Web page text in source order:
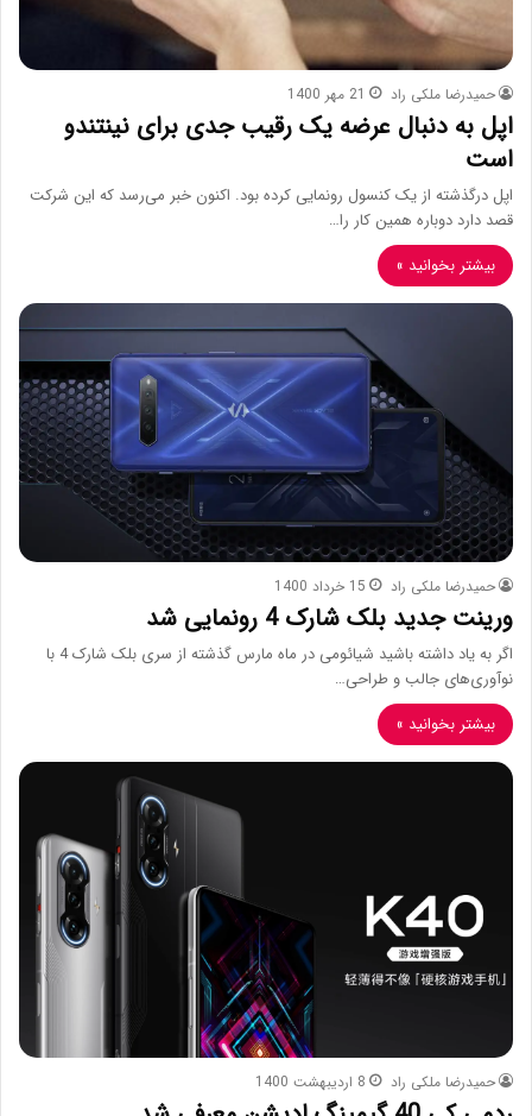
حمیدرضا ملکی راد 21 مهر 1400
اپل به دنبال عرضه یک رقیب جدی برای نینتندو
است
اپل درگذشته از یک کنسول رونمایی کرده بود. اکنون خبر می‌رسد که این شرکت
قصد دارد دوباره همین کار را…
بیشتر بخوانید »
حمیدرضا ملکی راد 15 خرداد 1400
ورینت جدید بلک شارک 4 رونمایی شد
اگر به یاد داشته باشید شیائومی در ماه مارس گذشته از سری بلک شارک 4 با
نوآوری‌های جالب و طراحی…
بیشتر بخوانید »
حمیدرضا ملکی راد 8 اردیبهشت 1400